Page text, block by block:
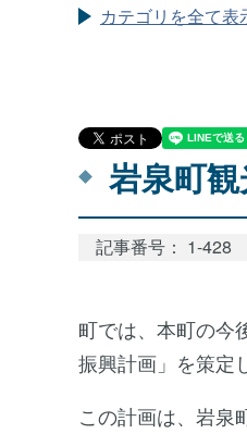
カテゴリを全て表
岩泉町
記事番号： 1-428
町では、本町の今
振興計画」を策定
この計画は、岩泉